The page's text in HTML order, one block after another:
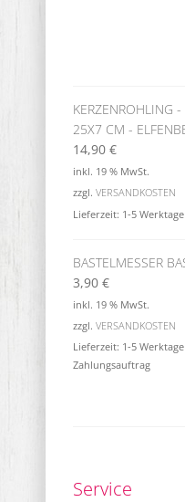
KERZENROHLING -
25X7 CM -
14,90 €
inkl. 19 % MwSt.
zzgl. VERSANDKOSTEN
Lieferzeit: 1-5
BASTELMESSER
3,90 €
inkl. 19 % MwSt.
zzgl. VERSANDKOSTEN
Lieferzeit: 1-5
Zahlungsauftrag
Service